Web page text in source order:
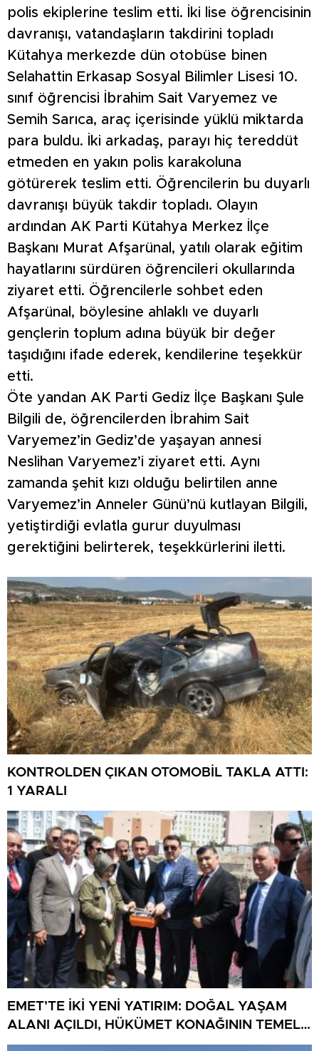
polis ekiplerine teslim etti. İki lise öğrencisinin
davranışı, vatandaşların takdirini topladı
Kütahya merkezde dün otobüse binen
Selahattin Erkasap Sosyal Bilimler Lisesi 10.
sınıf öğrencisi İbrahim Sait Varyemez ve
Semih Sarıca, araç içerisinde yüklü miktarda
para buldu. İki arkadaş, parayı hiç tereddüt
etmeden en yakın polis karakoluna
götürerek teslim etti. Öğrencilerin bu duyarlı
davranışı büyük takdir topladı. Olayın
ardından AK Parti Kütahya Merkez İlçe
Başkanı Murat Afşarünal, yatılı olarak eğitim
hayatlarını sürdüren öğrencileri okullarında
ziyaret etti. Öğrencilerle sohbet eden
Afşarünal, böylesine ahlaklı ve duyarlı
gençlerin toplum adına büyük bir değer
taşıdığını ifade ederek, kendilerine teşekkür
etti.
Öte yandan AK Parti Gediz İlçe Başkanı Şule
Bilgili de, öğrencilerden İbrahim Sait
Varyemez’in Gediz’de yaşayan annesi
Neslihan Varyemez’i ziyaret etti. Aynı
zamanda şehit kızı olduğu belirtilen anne
Varyemez’in Anneler Günü’nü kutlayan Bilgili,
yetiştirdiği evlatla gurur duyulması
gerektiğini belirterek, teşekkürlerini iletti.
KONTROLDEN ÇIKAN OTOMOBİL TAKLA ATTI:
1 YARALI
EMET’TE İKİ YENİ YATIRIM: DOĞAL YAŞAM
ALANI AÇILDI, HÜKÜMET KONAĞININ TEMELİ
ATILDI